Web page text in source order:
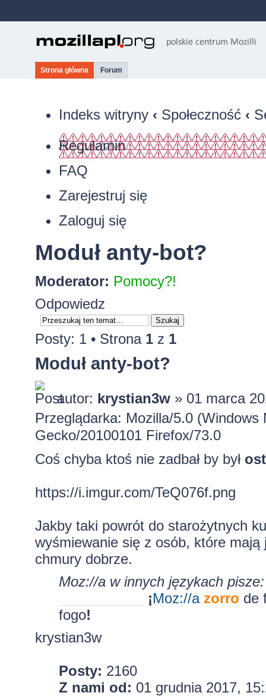
Strona główna Forum
Indeks witryny ‹ Społeczność ‹
Regulamin
FAQ
Zarejestruj się
Zaloguj się
Moduł anty-bot?
Moderator: Pomocy?!
Odpowiedz
Posty: 1 • Strona 1z 1
Moduł anty-bot?
autor: krystian3w» 01 marca
Przeglądarka: Mozilla/5.0
Gecko/20100101 Firefox/73.0
Coś chyba ktoś nie zadbał by był
https://i.imgur.com/TeQ076f.png
Jakby taki powrót do starożytnych
wyśmiewanie się z osób, które
chmury dobrze.
Moz://a w innych językach pisze:
¡Moz://a zorro de
fogo!
krystian3w
Posty: 2160
Z nami od: 01 grudnia 2017,